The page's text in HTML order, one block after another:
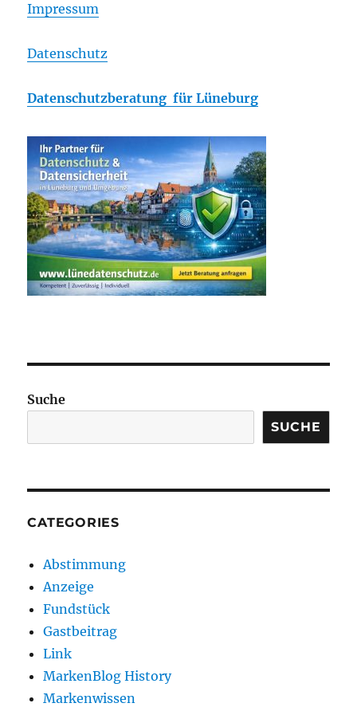
Impressum
Datenschutz
Datenschutzberatung für Lüneburg
Suche
SUCHE
CATEGORIES
Abstimmung
Anzeige
Fundstück
Gastbeitrag
Link
MarkenBlog History
Markenwissen